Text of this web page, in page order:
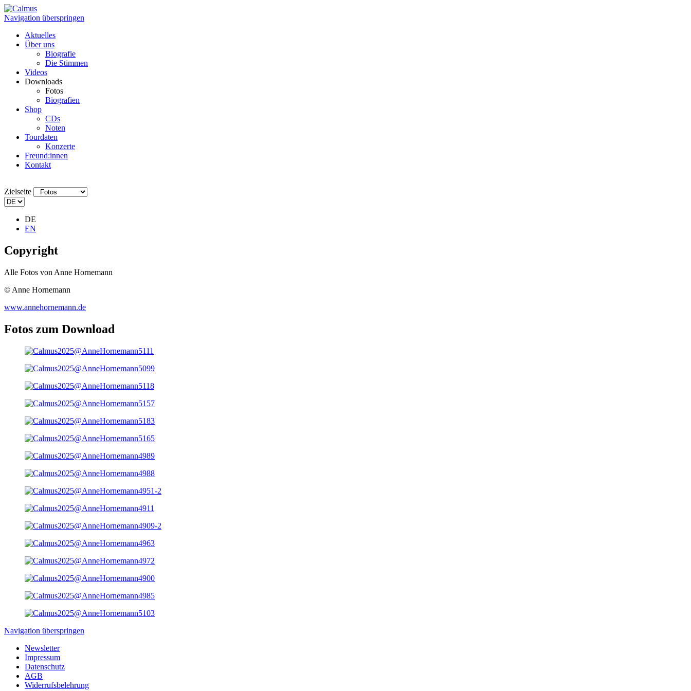
Navigation überspringen
Aktuelles
Über uns
Biografie
Die Stimmen
Videos
Downloads
Fotos
Biografien
Shop
CDs
Noten
Tourdaten
Konzerte
Freund:innen
Kontakt
Zielseite
DE
EN
Copyright
Alle Fotos von Anne Hornemann
© Anne Hornemann
www.annehornemann.de
Fotos zum Download
Navigation überspringen
Newsletter
Impressum
Datenschutz
AGB
Widerrufsbelehrung